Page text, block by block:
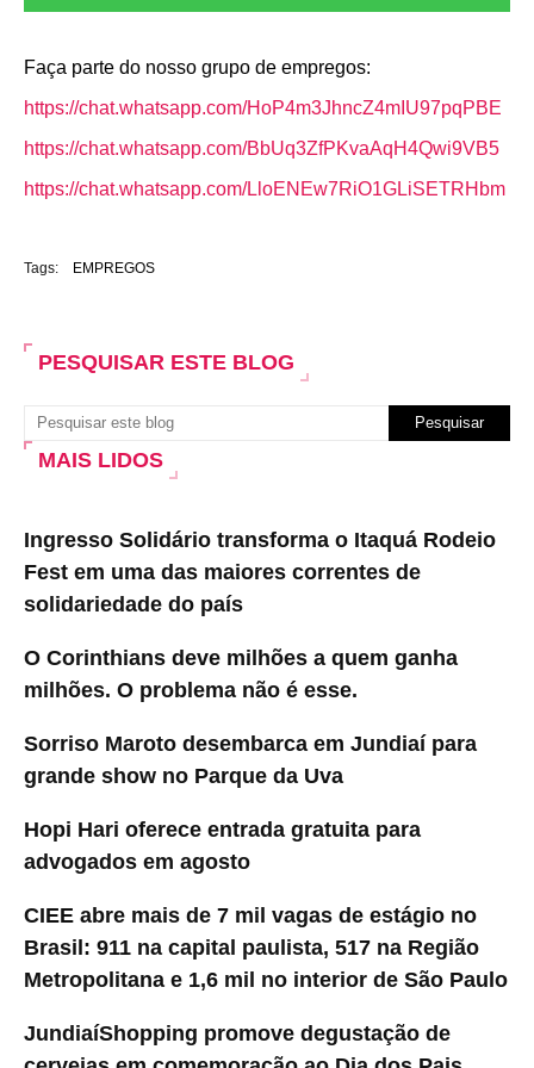
Faça parte do nosso grupo de empregos:
https://chat.whatsapp.com/HoP4m3JhncZ4mIU97pqPBE
https://chat.whatsapp.com/BbUq3ZfPKvaAqH4Qwi9VB5
https://chat.whatsapp.com/LloENEw7RiO1GLiSETRHbm
Tags: EMPREGOS
PESQUISAR ESTE BLOG
MAIS LIDOS
Ingresso Solidário transforma o Itaquá Rodeio
Fest em uma das maiores correntes de
solidariedade do país
O Corinthians deve milhões a quem ganha
milhões. O problema não é esse.
Sorriso Maroto desembarca em Jundiaí para
grande show no Parque da Uva
Hopi Hari oferece entrada gratuita para
advogados em agosto
CIEE abre mais de 7 mil vagas de estágio no
Brasil: 911 na capital paulista, 517 na Região
Metropolitana e 1,6 mil no interior de São Paulo
JundiaíShopping promove degustação de